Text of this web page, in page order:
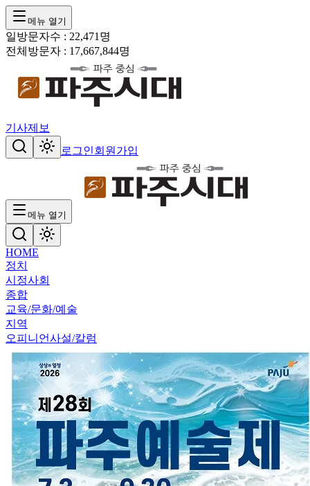
메뉴 열기
일방문자수 : 22,471 명
전체방문자 : 17,667,844명
기사제보
로그인회원가입
메뉴 열기
HOME
정치
시정사회
종합
교육/문화/예술
지역
오피니언사설/칼럼